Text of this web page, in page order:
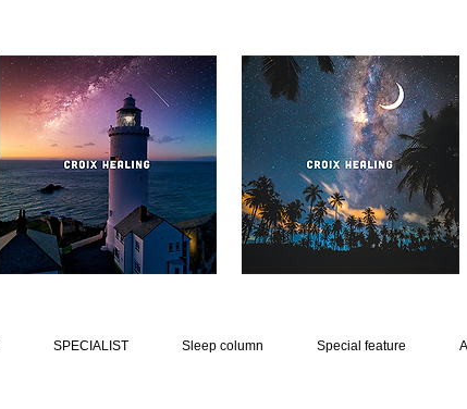
SPECIALIST Sleep column Special feature